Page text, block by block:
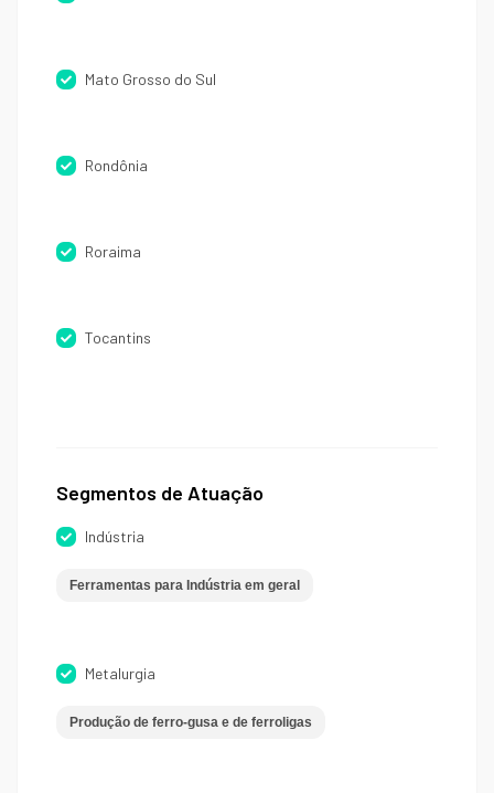
Mato Grosso do Sul
Rondônia
Roraima
Tocantins
Segmentos de Atuação
Indústria
Ferramentas para Indústria em geral
Metalurgia
Produção de ferro-gusa e de ferroligas